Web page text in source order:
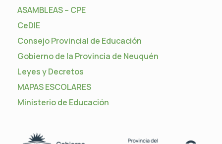
ASAMBLEAS – CPE
CeDIE
Consejo Provincial de Educación
Gobierno de la Provincia de Neuquén
Leyes y Decretos
MAPAS ESCOLARES
Ministerio de Educación